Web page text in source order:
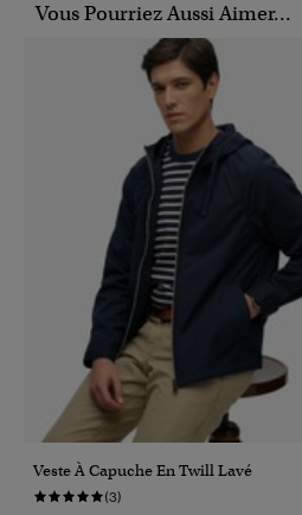
Vous Pourriez Aussi Aimer...
Veste À Capuche En Twill Lavé
(3)